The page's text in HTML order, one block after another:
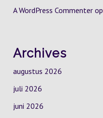
A WordPress Commenterop
Archives
augustus 2026
juli 2026
juni 2026